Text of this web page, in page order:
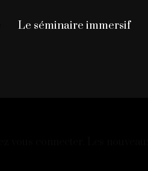
Le séminaire immersif